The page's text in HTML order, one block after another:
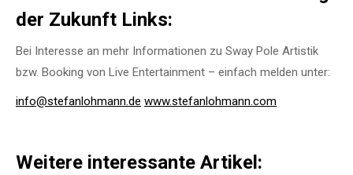
der Zukunft Links:
Bei Interesse an mehr Informationen zu Sway Pole Artistik
bzw. Booking von Live Entertainment – einfach melden unter:
info@stefanlohmann.de www.stefanlohmann.com
Weitere interessante Artikel: